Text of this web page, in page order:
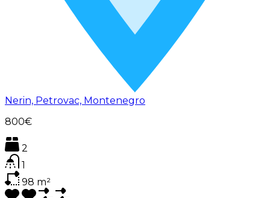
Nerin, Petrovac, Montenegro
800€
2
1
98 m²